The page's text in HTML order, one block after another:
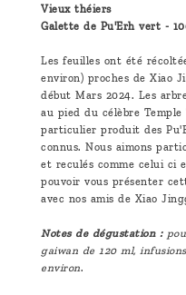
Vieux théiers
Galette de Pu'Erh vert -
Les feuilles ont été
environ) proches de Xiao
début Mars 2024. Les
au pied du célèbre
particulier produit des
connus. Nous aimons
et reculés comme celui ci
pouvoir vous présenter
avec nos amis de Xiao
Notes de dégustation :
gaiwan de 120 ml,
environ.